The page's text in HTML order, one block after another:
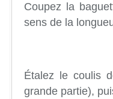
Coupez la
sens de la
Étalez le coulis
grande partie),